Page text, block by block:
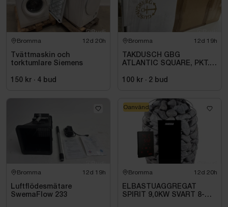
Bromma 12d 20h
Tvättmaskin och
torktumlare Siemens
150 kr · 4 bud
Bromma 12d 19h
TAKDUSCH GBG
ATLANTIC SQUARE, PKT.
KROM
100 kr · 2 bud
Bromma 12d 19h
Luftflödesmätare
SwemaFlow 233
Bromma 12d 20h
ELBASTUAGGREGAT
SPIRIT 9,0KW SVART 8-
Oanvänd